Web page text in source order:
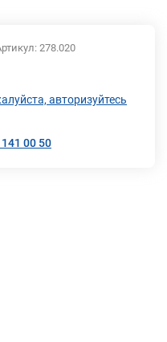
278.020
авторизуйтесь
00 50